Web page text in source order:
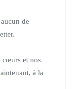
de
cœurs et nos
à la